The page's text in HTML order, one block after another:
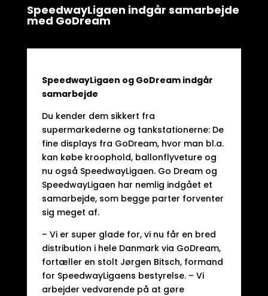
SpeedwayLigaen indgår samarbejde
med GoDream
SpeedwayLigaen og GoDream indgår
samarbejde
Du kender dem sikkert fra
supermarkederne og tankstationerne: De
fine displays fra GoDream, hvor man bl.a.
kan købe kroophold, ballonflyveture og
nu også SpeedwayLigaen. Go Dream og
SpeedwayLigaen har nemlig indgået et
samarbejde, som begge parter forventer
sig meget af.
– Vi er super glade for, vi nu får en bred
distribution i hele Danmark via GoDream,
fortæller en stolt Jørgen Bitsch, formand
for SpeedwayLigaens bestyrelse. – Vi
arbejder vedvarende på at gøre